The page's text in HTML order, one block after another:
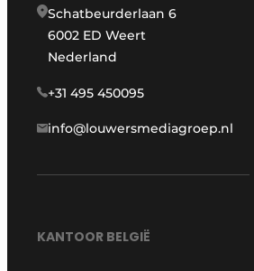
Schatbeurderlaan 6
6002 ED Weert
Nederland
+31 495 450095
info@louwersmediagroep.nl
KANTOOR BELGIË